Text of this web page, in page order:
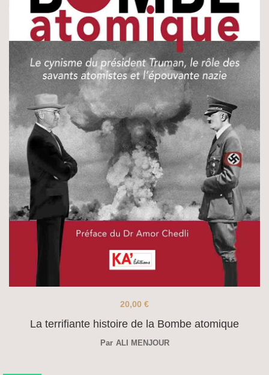
La terrifiante histoire de la Bombe atomique
20,00 €
Par ALI MENJOUR